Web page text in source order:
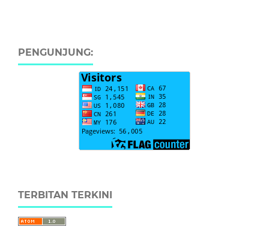
PENGUNJUNG:
TERBITAN TERKINI